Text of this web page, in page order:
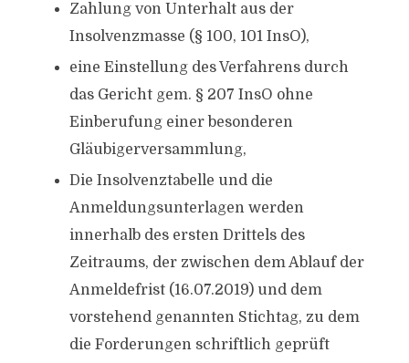
Zahlung von Unterhalt aus der
Insolvenzmasse (§ 100, 101 InsO),
eine Einstellung des Verfahrens durch
das Gericht gem. § 207 InsO ohne
Einberufung einer besonderen
Gläubigerversammlung,
Die Insolvenztabelle und die
Anmeldungsunterlagen werden
innerhalb des ersten Drittels des
Zeitraums, der zwischen dem Ablauf der
Anmeldefrist (16.07.2019) und dem
vorstehend genannten Stichtag, zu dem
die Forderungen schriftlich geprüft